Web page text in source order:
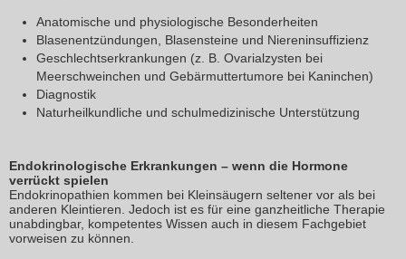
Anatomische und physiologische Besonderheiten
Blasenentzündungen, Blasensteine und Niereninsuffizienz
Geschlechtserkrankungen (z. B. Ovarialzysten bei
Meerschweinchen und Gebärmuttertumore bei Kaninchen)
Diagnostik
Naturheilkundliche und schulmedizinische Unterstützung
Endokrinologische Erkrankungen – wenn die Hormone
verrückt spielen
Endokrinopathien kommen bei Kleinsäugern seltener vor als bei
anderen Kleintieren. Jedoch ist es für eine ganzheitliche Therapie
unabdingbar, kompetentes Wissen auch in diesem Fachgebiet
vorweisen zu können.